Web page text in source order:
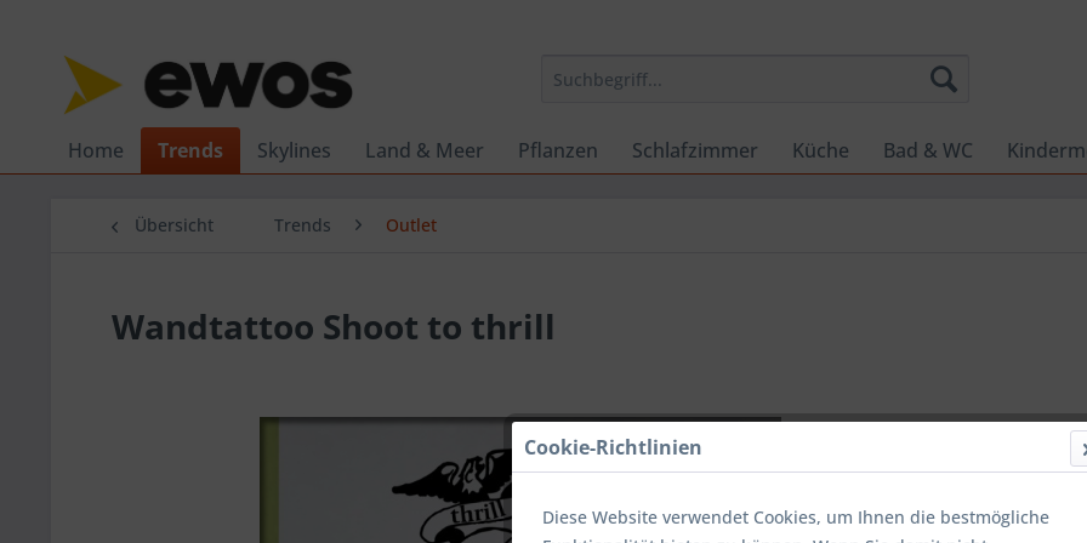
Home Trends Skylines Land & Meer Pflanzen Schlafzimmer Küche Bad & WC
Übersicht Trends Outlet
Wandtattoo Shoot to thrill
CHF
Sofort
Cookie-Richtlinien
Diese Website verwendet Cookies, um Ihnen die bestmögliche